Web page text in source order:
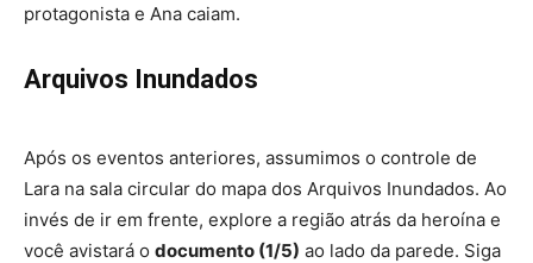
protagonista e Ana caiam.
Arquivos Inundados
Após os eventos anteriores, assumimos o controle de
Lara na sala circular do mapa dos Arquivos Inundados. Ao
invés de ir em frente, explore a região atrás da heroína e
você avistará o documento (1/5) ao lado da parede. Siga